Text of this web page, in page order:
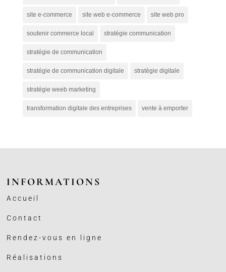
site e-commerce site web e-commerce site web pro
soutenir commerce local stratégie communication
stratégie de communication
stratégie de communication digitale stratégie digitale
stratégie weeb marketing
transformation digitale des entreprises vente à emporter
INFORMATIONS
Accueil
Contact
Rendez-vous en ligne
Réalisations